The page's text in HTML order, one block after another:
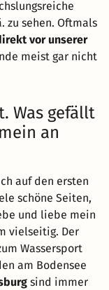
zu sehen. Oftmals
vor unserer
meist gar nicht
Was gefällt
an
auf den ersten
schöne Seiten,
und liebe mein
vielseitig. Der
Wassersport
am Bodensee
sind immer